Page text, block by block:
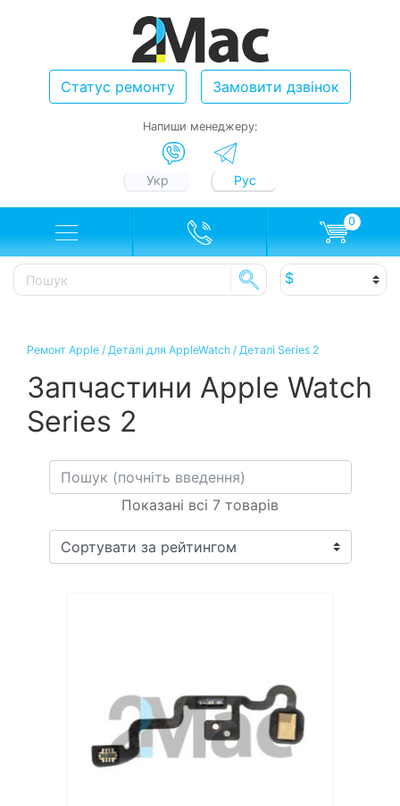
Статус ремонту Замовити дзвінок
Напиши менеджеру:
Укр Рус
0
Ремонт Apple / Деталі для AppleWatch / Деталі Series 2
Запчастини Apple Watch
Series 2
Показані всі 7 товарів